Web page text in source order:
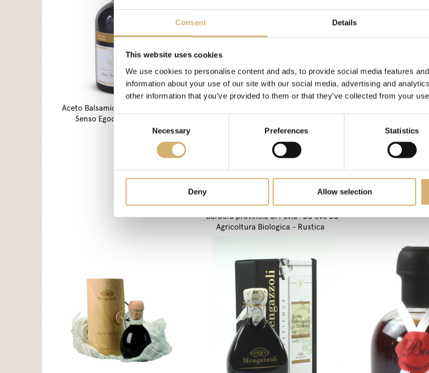
Consent Details
This website uses cookies
We use cookies to personalise content and ads, to provide social media features
information about your use of our site with our social media, advertising and
other information that you’ve provided to them or that they’ve collected from your
Consent
Necessary Preferences Statistics
Deny Allow selection
Aceto Balsamico di Modena I.G.P.
Senso Egocalo Verde Oliva
Aceto di vino ottenuto da vino
"Barbera provincia di Pavia" Da Uve Da
Agricoltura Biologica - Rustica